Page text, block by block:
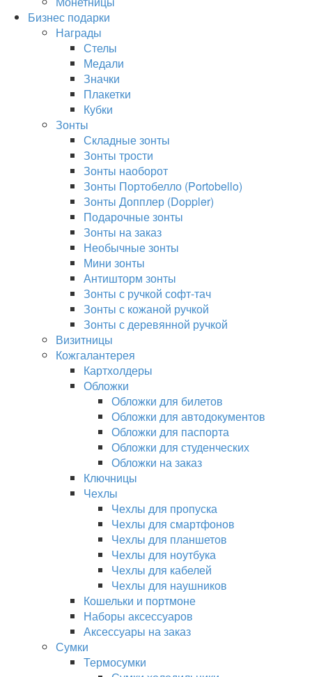
Бизнес подарки
Награды
Стелы
Медали
Значки
Плакетки
Кубки
Зонты
Складные зонты
Зонты трости
Зонты наоборот
Зонты Портобелло (Portobello)
Зонты Допплер (Doppler)
Подарочные зонты
Зонты на заказ
Необычные зонты
Мини зонты
Антишторм зонты
Зонты с ручкой софт-тач
Зонты с кожаной ручкой
Зонты с деревянной ручкой
Визитницы
Кожгалантерея
Картхолдеры
Обложки
Обложки для билетов
Обложки для автодокументов
Обложки для паспорта
Обложки для студенческих
Обложки на заказ
Ключницы
Чехлы
Чехлы для пропуска
Чехлы для смартфонов
Чехлы для планшетов
Чехлы для ноутбука
Чехлы для кабелей
Чехлы для наушников
Кошельки и портмоне
Наборы аксессуаров
Аксессуары на заказ
Сумки
Термосумки